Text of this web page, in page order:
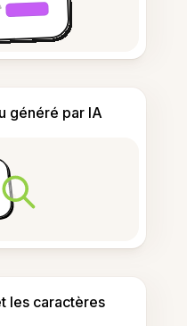
généré par IA
les caractères